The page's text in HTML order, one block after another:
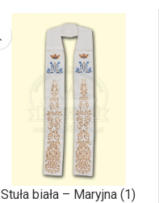
Stuła biała – Maryjna (1)